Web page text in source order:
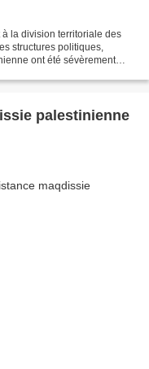
à la division territoriale des
structures politiques,
ont été sévèrement
palestinienne